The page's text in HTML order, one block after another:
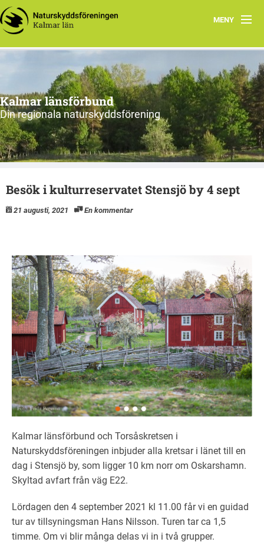
MENY
Hem
Om oss och vår förening
Styrelsen 2026
Protokoll
Natur i Kalmar län
Kalmar länsförbund
Din regionala naturskyddsförening
Besök i kulturreservatet Stensjö by 4 sept
21 augusti, 2021 En kommentar
Kalmar länsförbund och Torsåskretsen i
Naturskyddsföreningen inbjuder alla kretsar i länet till en
dag i Stensjö by, som ligger 10 km norr om Oskarshamn.
Skyltad avfart från väg E22.
Lördagen den 4 september 2021 kl 11.00 får vi en guidad
tur av tillsyningsman Hans Nilsson. Turen tar ca 1,5
timme. Om vi blir många delas vi in i två grupper.